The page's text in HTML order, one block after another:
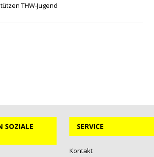
THW-Jugend
SOZIALE
SERVICE
Kontakt